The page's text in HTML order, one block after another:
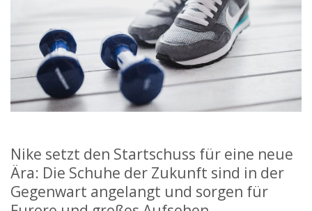
Nike setzt den Startschuss für eine neue
Ära: Die Schuhe der Zukunft sind in der
Gegenwart angelangt und sorgen für